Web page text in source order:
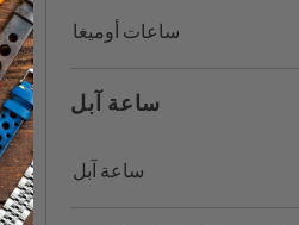
ساعات أوميغا
ساعة آبل
ساعة آبل